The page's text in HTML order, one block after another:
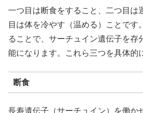
一つ目は断食をすること、二つ目は
目は体を冷やす（温める）ことです
ることで、サーチュイン遺伝子を存
能になります。これら三つを具体的
断食
長寿遺伝子（サーチュイン）を働か